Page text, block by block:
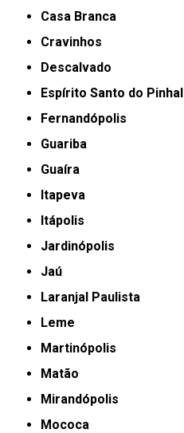
Casa Branca
Cravinhos
Descalvado
Espírito Santo do Pinhal
Fernandópolis
Guariba
Guaíra
Itapeva
Itápolis
Jardinópolis
Jaú
Laranjal Paulista
Leme
Martinópolis
Matão
Mirandópolis
Mococa